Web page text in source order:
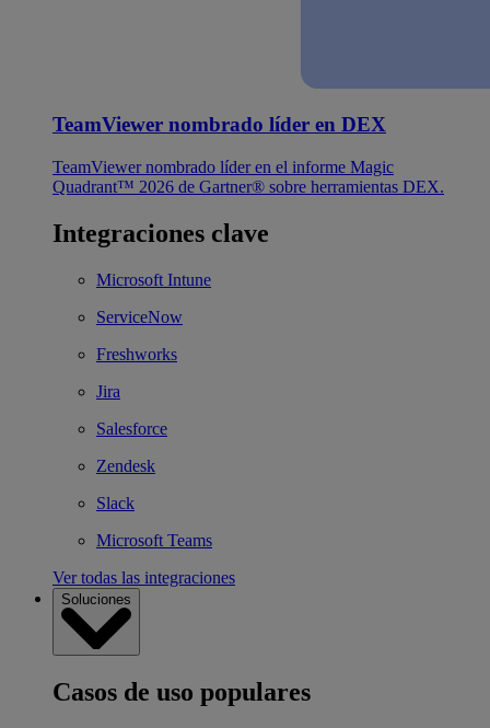
TeamViewer nombrado líder en DEX
TeamViewer nombrado líder en el informe Magic
Quadrant™ 2026 de Gartner® sobre herramientas DEX.
Integraciones clave
Microsoft Intune
ServiceNow
Freshworks
Jira
Salesforce
Zendesk
Slack
Microsoft Teams
Ver todas las integraciones
Soluciones
Casos de uso populares